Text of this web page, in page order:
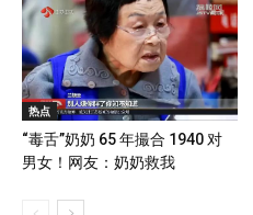
热点
“毒舌”奶奶 65 年撮合 1940 对
男女！网友：奶奶救我